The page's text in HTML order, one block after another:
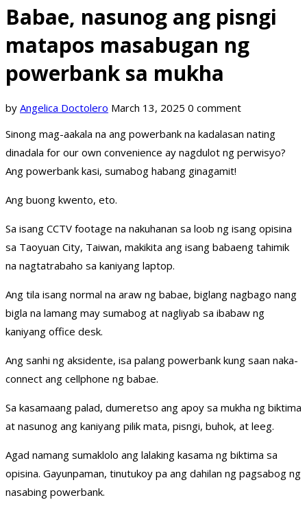
Babae, nasunog ang pisngi
matapos masabugan ng
powerbank sa mukha
by Angelica Doctolero March 13, 2025 0 comment
Sinong mag-aakala na ang powerbank na kadalasan nating
dinadala for our own convenience ay nagdulot ng perwisyo?
Ang powerbank kasi, sumabog habang ginagamit!
Ang buong kwento, eto.
Sa isang CCTV footage na nakuhanan sa loob ng isang opisina
sa Taoyuan City, Taiwan, makikita ang isang babaeng tahimik
na nagtatrabaho sa kaniyang laptop.
Ang tila isang normal na araw ng babae, biglang nagbago nang
bigla na lamang may sumabog at nagliyab sa ibabaw ng
kaniyang office desk.
Ang sanhi ng aksidente, isa palang powerbank kung saan naka-
connect ang cellphone ng babae.
Sa kasamaang palad, dumeretso ang apoy sa mukha ng biktima
at nasunog ang kaniyang pilik mata, pisngi, buhok, at leeg.
Agad namang sumaklolo ang lalaking kasama ng biktima sa
opisina. Gayunpaman, tinutukoy pa ang dahilan ng pagsabog ng
nasabing powerbank.